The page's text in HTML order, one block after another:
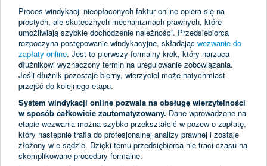
Proces windykacji nieopłaconych faktur online opiera się na
prostych, ale skutecznych mechanizmach prawnych, które
umożliwiają szybkie dochodzenie należności. Przedsiębiorca
rozpoczyna postępowanie windykacyjne, składając wezwanie do
zapłaty online. Jest to pierwszy formalny krok, który narzuca
dłużnikowi wyznaczony termin na uregulowanie zobowiązania.
Jeśli dłużnik pozostaje bierny, wierzyciel może natychmiast
przejść do kolejnego etapu.
System windykacji online pozwala na obsługę wierzytelności
w sposób całkowicie zautomatyzowany. Dane wprowadzone na
etapie wezwania można szybko przekształcić w pozew o zapłatę,
który następnie trafia do profesjonalnej analizy prawnej i zostaje
złożony w e-sądzie. Dzięki temu przedsiębiorca nie traci czasu na
skomplikowane procedury formalne.